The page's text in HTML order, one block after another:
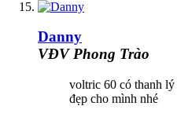
Danny
VĐV Phong Trào
voltric 60 có thanh
đẹp cho mình nhé